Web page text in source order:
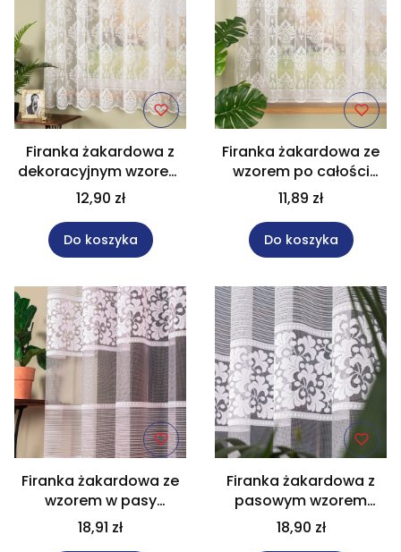
Firanka żakardowa z
dekoracyjnym wzorem
wysokość 175 cm
022130
12,90 zł
Do koszyka
Firanka żakardowa ze
wzorem po całości
wysokość 155 cm
022130
11,89 zł
Do koszyka
Firanka żakardowa ze
wzorem w pasy
wysokość 160 cm
017563
18,91 zł
Firanka żakardowa z
pasowym wzorem
wysokość 170 cm
017563
18,90 zł